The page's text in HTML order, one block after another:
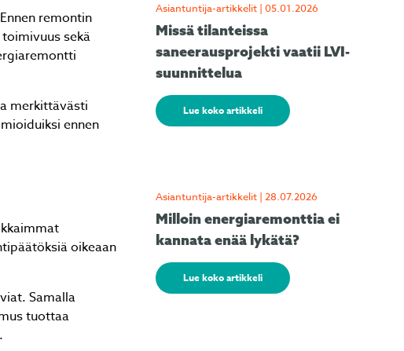
remontin
sekä
merkittävästi
ennen
oikeaan
Samalla
tuottaa
Asiantuntija-artikkelit | 05.01.2026
Missä tilanteissa
saneerausprojekti vaatii LVI-
suunnittelua
Lue koko artikkeli
Asiantuntija-artikkelit | 28.07.2026
Milloin energiaremonttia ei
kannata enää lykätä?
Lue koko artikkeli